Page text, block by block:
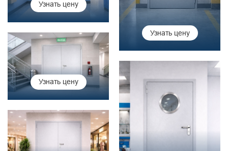
Узнать цену
Узнать цену
Узнать цену